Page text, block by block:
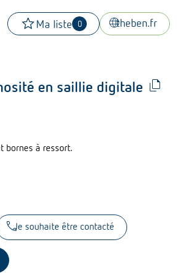
starMa liste 0 languagetheben.fr
en saillie digitale file_copy
bornes à ressort.
callJe souhaite être contacté